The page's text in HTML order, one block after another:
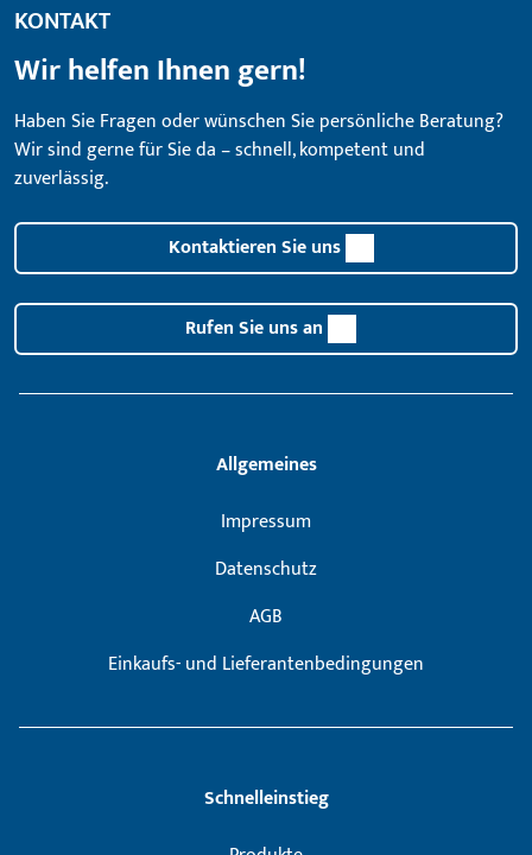
KONTAKT
Wir helfen Ihnen gern!
Haben Sie Fragen oder wünschen Sie persönliche Beratung?
Wir sind gerne für Sie da – schnell, kompetent und
zuverlässig.
Kontaktieren Sie uns
Rufen Sie uns an
Allgemeines
Impressum
Datenschutz
AGB
Einkaufs- und Lieferantenbedingungen
Schnelleinstieg